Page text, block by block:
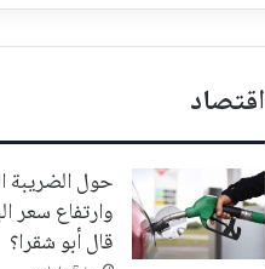
اقتصاد
حول الضريبة
وارتفاع سعر
قال أبو شقرا؟